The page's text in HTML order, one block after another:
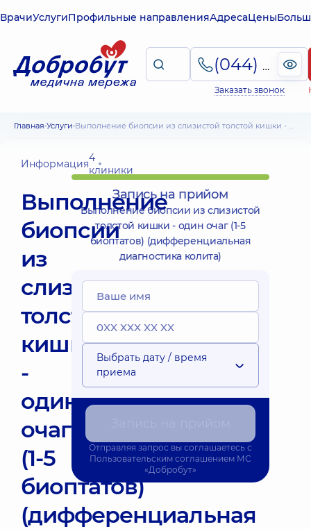
ВрачиУслугиПрофильные направленияАдресаЦены
(044) 495-2-888
Заказать звонок
Главная Услуги Выполнение биопсии из слизистой толстой кишки - один очаг (1-5 биоптатов) (дифференциальная диагностика колита)
Информация4
клиники
Выполнение
биопсии
из
слизистой
толстой
кишки
-
один
очаг
(1-5
биоптатов)
(дифференциальная
Запись на прийом
Выполнение биопсии из слизистой
толстой кишки - один очаг (1-5
биоптатов) (дифференциальная
диагностика колита)
Выбрать дату / время
приема
Отправляя запрос вы соглашаетесь с
Пользовательским соглашением МС
«Добробут»